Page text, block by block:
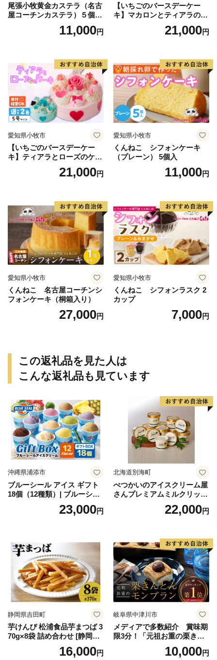
尾張小牧黄金カステラ（名古
屋コーチンカステラ）５個入
名古屋コーチン カステラ ザ
ラメ 常温 愛知県 小牧市 アン
11,000円
【いちごのバースデーケー
キ】マカロンとティアラのケ
ーキ スイーツ 日時指定可 デ
ザート 洋菓子 お取り寄せ 愛
デコレーションケーキ ホー
ルケーキ
21,000円
愛知県小牧市
【いちごのバースデーケー
キ】ティアラとローズのケー
キ スイーツ デザート 洋菓
子 お取り寄せ 愛知県 小牧市
レーション ホールケーキ 日
時指定可
21,000円
愛知県小牧市
くんねこ シフォンケーキ
（プレーン） 5個入
11,000円
愛知県小牧市
くんねこ 名古屋コーチンシ
フォンケーキ（桐箱入り）
27,000円
愛知県小牧市
くんねこ シフォンラスク 2
カップ
7,000円
この返礼品を見た人は
こんな返礼品も見ています
沖縄県浦添市
ブルーシール アイス ギフト
18個（12種類）| ブルーシー
ルアイス ブルーシールアイ
スクリーム 着日指定可能 送
誕生日 カップ 詰め合わせ バ
ラエティ | バニラ チョコレー
ト ストロベリー ピスタチオ
バニラ＆クッキー ウベ 沖縄
紅イモ 塩ちんすこう 沖縄シ
ークヮーサー 沖縄黒糖 琉球
ロイヤルミルクティ 沖縄パ
イン
23,000円
北海道別海町
べつかいのアイスクリーム屋
さんプレミアムミルクリッチ
12個（AP-01）（ 北海道アイ
ス 北海道産アイス アイス ア
道産アイス 道産アイスクリ
ーム ギフト 詰合せ 詰め合わ
せ ふるさと納税 ）
22,000円
静岡県吉田町
芋けんぴ 松浦食品芋まつば 3
70g×8袋 詰め合わせ [静岡伊
勢丹(松浦食品) 静岡県 吉田町
22424274] 芋ケンピ セット
16,000円
岐阜県中津川市
メディアで多数紹介 賞味期
限3分！「元祖お重の栗きん
とんモンブラン」 【未来の
ご褒美】スイーツ 栗 モンブ
10,000円